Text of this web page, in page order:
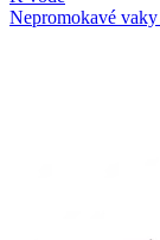
Nepromokavé vaky